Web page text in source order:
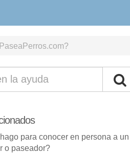
para conocer en persona a un
o paseador?